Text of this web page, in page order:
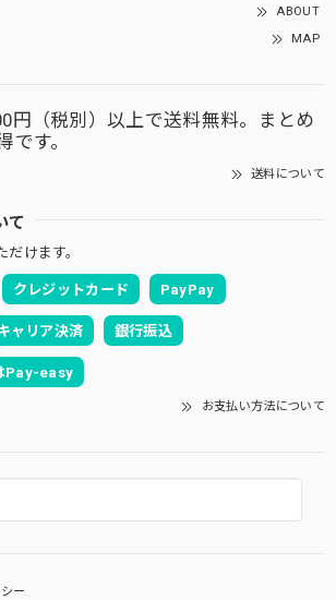
ABOUT
MAP
円（税別）以上で送料無料。まとめ
です。
送料について
て
けます。
クレジットカード PayPay
ャリア決済 銀行振込
Pay-easy
お支払い方法について
ー